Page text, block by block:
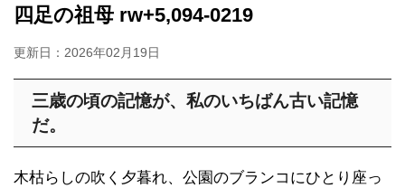
四足の祖母 rw+5,094-0219
更新日： 2026年02月19日
三歳の頃の記憶が、私のいちばん古い記憶
だ。
木枯らしの吹く夕暮れ、公園のブランコにひとり座っ